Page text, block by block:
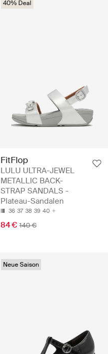
40% Deal
FitFlop
LULU ULTRA-JEWEL
METALLIC BACK-
STRAP SANDALS -
Plateau-Sandalen
36 37 38 39 40
84 € 140 €
Neue Saison